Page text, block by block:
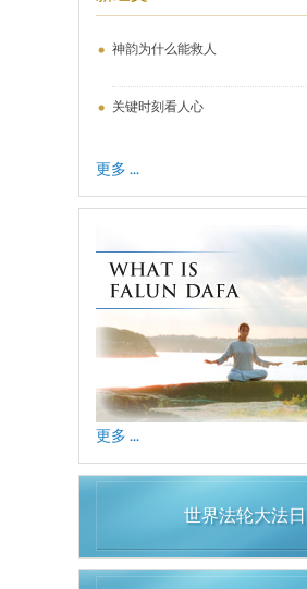
神韵为什么能救人
关键时刻看人心
更多 ...
更多 ...
世界法轮大法日